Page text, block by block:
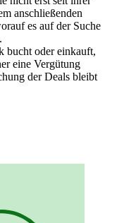
anschließenden
es auf der Suche
bucht oder einkauft,
eine Vergütung
der Deals bleibt